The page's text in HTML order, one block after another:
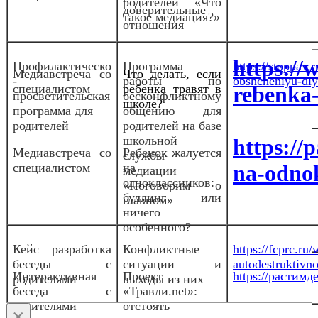
доверительные
отношения
Медиавстреча со
специалистом
Что делать, если
ребенка травят в
школе?
https://
Медиавстреча со
специалистом
Ребенок жалуется
на
одноклассников:
буллинг или
ничего
особенного?
https://
na-
Интерактивная
беседа с
родителями
Проект
«Травли.net»:
отстоять
https://
такое медиация?»
Профилактическо
-
просветительская
программа для
родителей
Программа
работы по
бесконфликтному
общению для
родителей на базе
школьной
службы
медиации
«Поговорим о
главном»
https://
obshcheniyu-
Кейс разработка
беседы с
родителями
Конфликтные
ситуации и
выходы из них
https://fcprc.ru/